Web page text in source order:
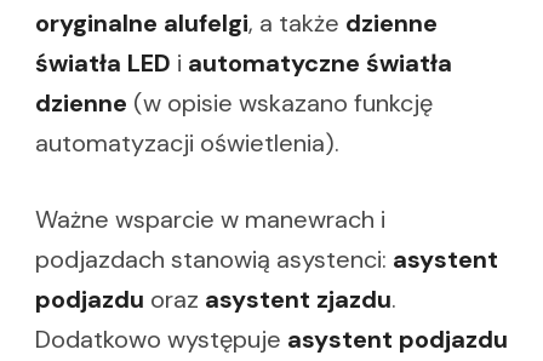
oryginalne alufelgi, a także dzienne
światła LED i automatyczne światła
dzienne (w opisie wskazano funkcję
automatyzacji oświetlenia).
Ważne wsparcie w manewrach i
podjazdach stanowią asystenci: asystent
podjazdu oraz asystent zjazdu.
Dodatkowo występuje asystent podjazdu